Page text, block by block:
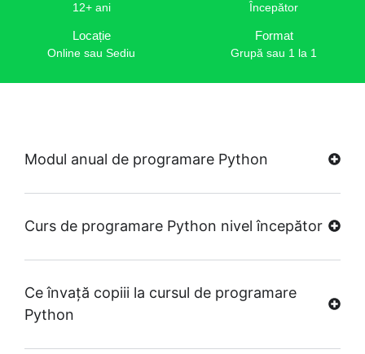
12+ ani Începător
Locație
Online sau Sediu
Format
Grupă sau 1 la 1
Modul anual de programare Python
Curs de programare Python nivel începător
Ce învață copiii la cursul de programare
Python